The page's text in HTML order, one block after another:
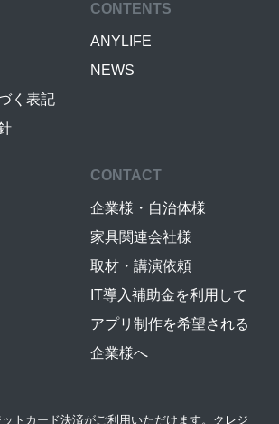
く表記
CONTENTS
ANYLIFE
NEWS
CONTACT
企業様・自治体様
家具関連会社様
取材・講演依頼
IT導入補助金を利用して
アプリ制作を希望される
企業様へ
トカード決済がご利用いただけます。クレジ